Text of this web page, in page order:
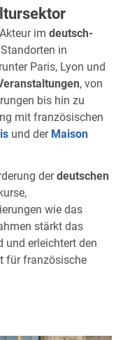
im deutsch-
in
Paris, Lyon und
, von
bis hin zu
mit französischen
und der Maison
derdeutschen
wie das
stärkt das
und erleichtert den
für französische